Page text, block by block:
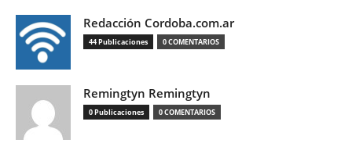
Redacción Cordoba.com.ar
44 Publicaciones 0 COMENTARIOS
Remingtyn Remingtyn
0 Publicaciones 0 COMENTARIOS